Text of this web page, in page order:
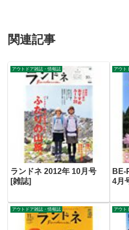
関連記事
アウトドア雑誌・情報誌
ランドネ 2012年 10月号
[雑誌]
アウト
BE-
4月
アウトドア雑誌・情報誌 アウト